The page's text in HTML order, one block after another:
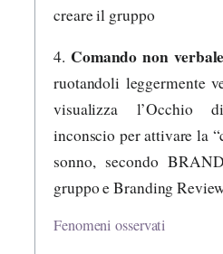
creare il gruppo
4. Comando non verbale
ruotandoli leggermente
visualizza l’Occhio
inconscio per attivare la
sonno, secondo
gruppo e Branding
Fenomeni osservati